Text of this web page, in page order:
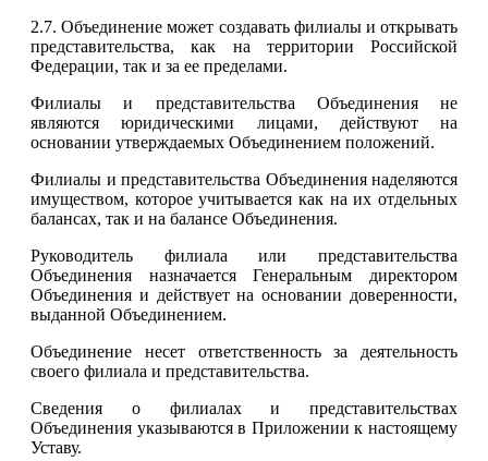
2.7. Объединение может создавать филиалы и открывать
представительства, как на территории Российской
Федерации, так и за ее пределами.
Филиалы и представительства Объединения не
являются юридическими лицами, действуют на
основании утверждаемых Объединением положений.
Филиалы и представительства Объединения наделяются
имуществом, которое учитывается как на их отдельных
балансах, так и на балансе Объединения.
Руководитель филиала или представительства
Объединения назначается Генеральным директором
Объединения и действует на основании доверенности,
выданной Объединением.
Объединение несет ответственность за деятельность
своего филиала и представительства.
Сведения о филиалах и представительствах
Объединения указываются в Приложении к настоящему
Уставу.